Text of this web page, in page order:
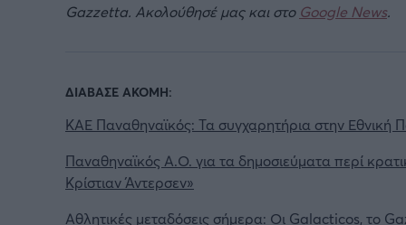
Gazzetta. Ακολούθησέ μας και στο Google News.
ΔΙΑΒΑΣΕ ΑΚΟΜΗ:
ΚΑΕ Παναθηναϊκός: Τα συγχαρητήρια στην Εθνική
Παναθηναϊκός Α.Ο. για τα δημοσιεύματα περί
Κρίστιαν Άντερσεν»
Αθλητικές μεταδόσεις σήμερα: Οι Galacticos, το